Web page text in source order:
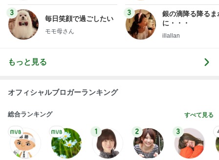
3
毎日笑顔で過ごしたい
モモ母さん
3
銀の滴降る降るま
に・・・
illallan
もっと見る
オフィシャルブロガーランキング
総合ランキング すべて見る
1 2 3